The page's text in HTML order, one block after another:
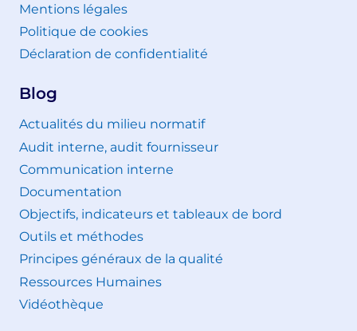
Mentions légales
Politique de cookies
Déclaration de confidentialité
Blog
Actualités du milieu normatif
Audit interne, audit fournisseur
Communication interne
Documentation
Objectifs, indicateurs et tableaux de bord
Outils et méthodes
Principes généraux de la qualité
Ressources Humaines
Vidéothèque